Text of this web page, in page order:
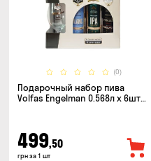
(0)
Подарочный набор пива
Volfas Engelman 0.568л x 6шт +
499,50
грн за 1 шт